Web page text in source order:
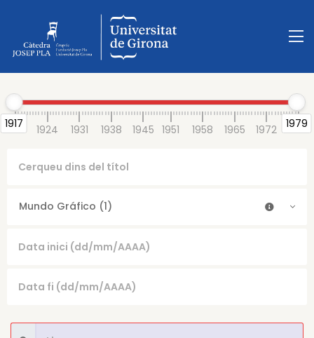
1917 1979
1917 1924 1931 1938 1945 1951 1958 1965 1972 1979
Mundo Gráfico (1)